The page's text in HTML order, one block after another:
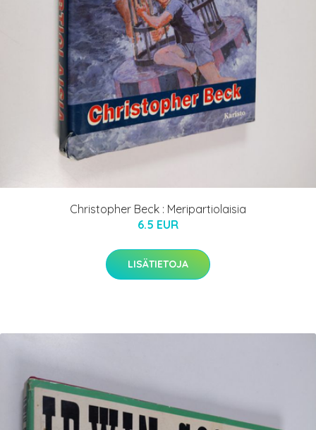
Christopher Beck : Meripartiolaisia
6.5 EUR
LISÄTIETOJA